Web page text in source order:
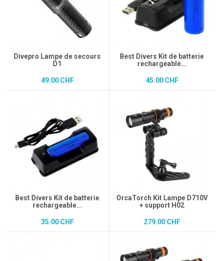
Divepro Lampe de secours
D1
49.00 CHF
Best Divers Kit de batterie
rechargeable...
45.00 CHF
Best Divers Kit de batterie
rechargeable...
35.00 CHF
OrcaTorch Kit Lampe D710V
+ support H02
279.00 CHF